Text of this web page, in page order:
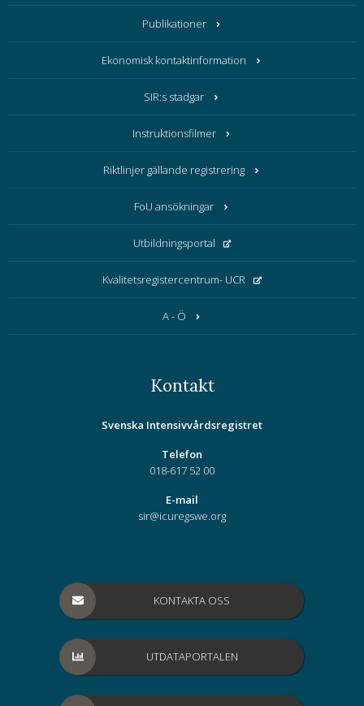
Publikationer
Ekonomisk kontaktinformation
SIR:s stadgar
Instruktionsfilmer
Riktlinjer gällande registrering
FoU ansökningar
Utbildningsportal
Kvalitetsregistercentrum- UCR
A - Ö
Kontakt
Svenska Intensivvårdsregistret
Telefon
018-617 52 00
E-mail
sir@icuregswe.org
KONTAKTA OSS
UTDATAPORTALEN